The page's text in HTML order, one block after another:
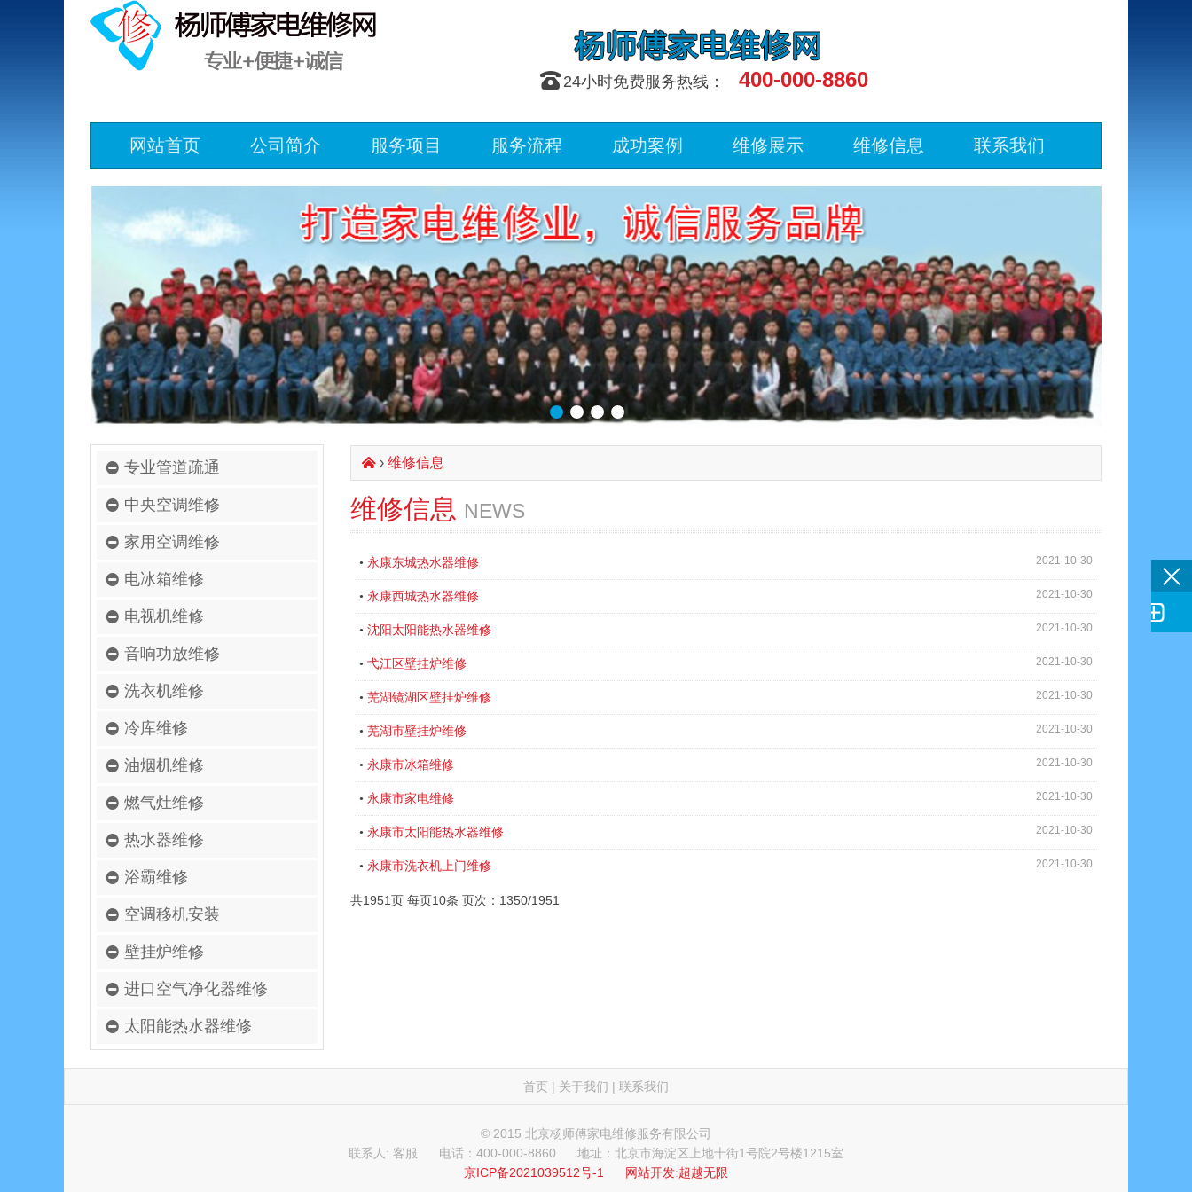
󰇯 24小时免费服务热线： 400-000-8860
网站首页 公司简介 服务项目 服务流程 成功案例 维修展示 维修信息 联系我们
专业管道疏通
中央空调维修
家用空调维修
电冰箱维修
电视机维修
音响功放维修
洗衣机维修
冷库维修
油烟机维修
燃气灶维修
热水器维修
浴霸维修
空调移机安装
壁挂炉维修
进口空气净化器维修
太阳能热水器维修
󰄫› 维修信息
维修信息 NEWS
• 永康东城热水器维修 2021-10-30
• 永康西城热水器维修 2021-10-30
• 沈阳太阳能热水器维修 2021-10-30
• 弋江区壁挂炉维修 2021-10-30
• 芜湖镜湖区壁挂炉维修 2021-10-30
• 芜湖市壁挂炉维修 2021-10-30
• 永康市冰箱维修 2021-10-30
• 永康市家电维修 2021-10-30
• 永康市太阳能热水器维修 2021-10-30
• 永康市洗衣机上门维修 2021-10-30
共1951页 每页10条 页次：1350/1951
首页 | 关于我们 | 联系我们
© 2015 北京杨师傅家电维修服务有限公司
联系人: 客服
电话：400-000-8860
地址：北京市海淀区上地十街1号院2号楼1215室
京ICP备2021039512号-1
网站开发:超越无限
